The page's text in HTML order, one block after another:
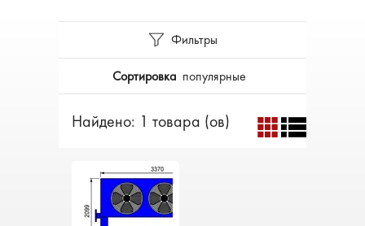
Фильтры
Сортировка популярные
Найдено: 1 товара (ов)